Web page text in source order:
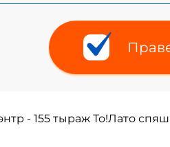
- 155 тыраж То!Лато